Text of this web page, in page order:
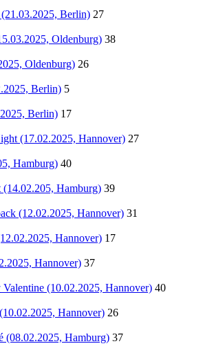
Berlin) 27
Oldenburg) 38
Oldenburg) 26
Berlin) 5
Berlin) 17
(17.02.2025, Hannover) 27
Hamburg) 40
(14.02.205, Hamburg) 39
(12.02.2025, Hannover) 31
Hannover) 17
Hannover) 37
(10.02.2025, Hannover) 40
Hannover) 26
(08.02.2025, Hamburg) 37